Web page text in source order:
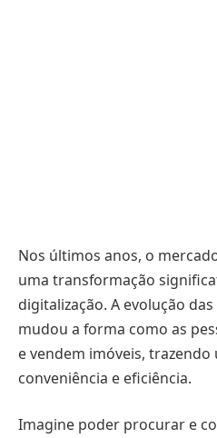
Nos últimos anos, o
uma transformação
digitalização. A evolução
mudou a forma como as
e vendem imóveis, trazendo
conveniência e eficiência.
Imagine poder procurar e